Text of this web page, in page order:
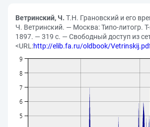
Ветринский, Ч. Т.Н. Грановский и его
Ч. Ветринский. — Москва: Типо-литогр.
1897. — 319 с. — Свободный доступ из
<URL:http://elib.fa.ru/oldbook/